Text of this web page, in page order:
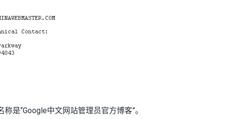
是“Google中文网站管理员官方博客”。